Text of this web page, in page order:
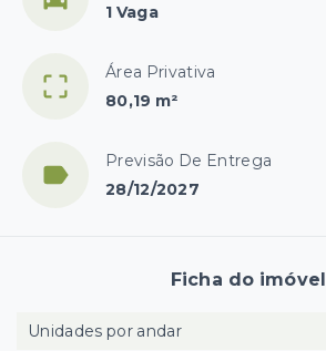
1 Vaga
Área Privativa
80,19 m²
Previsão De Entrega
28/12/2027
Ficha do imóvel
Unidades por andar